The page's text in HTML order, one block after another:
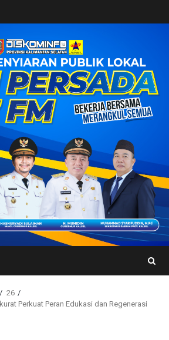
26
Perkuat Peran Edukasi dan Regenerasi